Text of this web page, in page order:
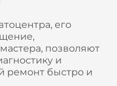
его
позволяют
и
ремонт быстро и